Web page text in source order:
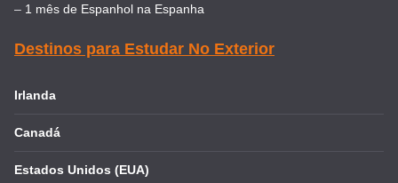
– 1 mês de Espanhol na Espanha
Destinos para Estudar No Exterior
Irlanda
Canadá
Estados Unidos (EUA)